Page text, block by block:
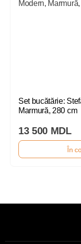
Set bucătărie:
Marmură, 280 cm
13 500 MDL
În